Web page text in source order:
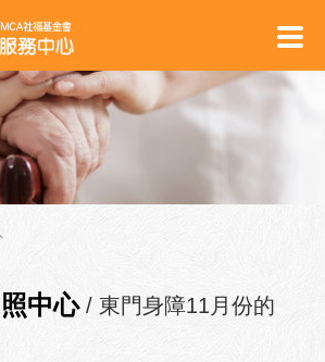
中心/ 東門身障11月份的